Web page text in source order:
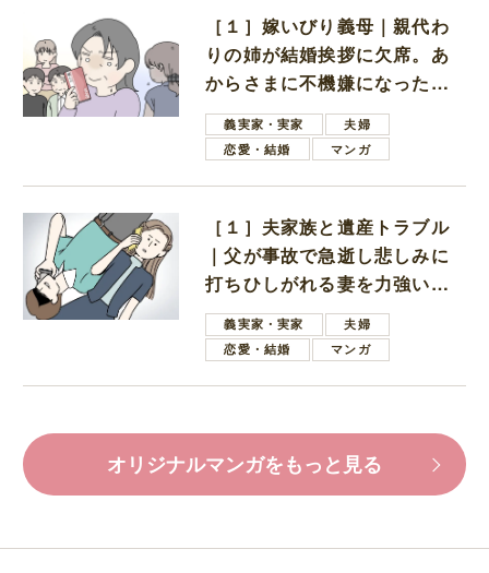
［１］嫁いびり義母｜親代わ
りの姉が結婚挨拶に欠席。あ
からさまに不機嫌になった義
母義実家・実家
夫婦
恋愛・結婚
マンガ
［１］夫家族と遺産トラブル
｜父が事故で急逝し悲しみに
打ちひしがれる妻を力強い言
葉で励ます夫
義実家・実家
夫婦
恋愛・結婚
マンガ
オリジナルマンガをもっと見る